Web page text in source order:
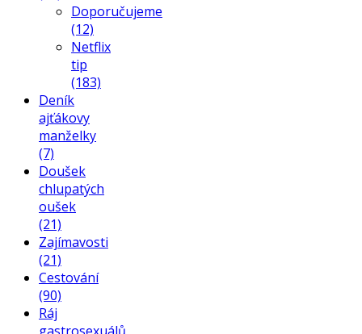
Doporučujeme
(12)
Netflix
tip
(183)
Deník
ajťákovy
manželky
(7)
Doušek
chlupatých
oušek
(21)
Zajímavosti
(21)
Cestování
(90)
Ráj
gastrosexuálů